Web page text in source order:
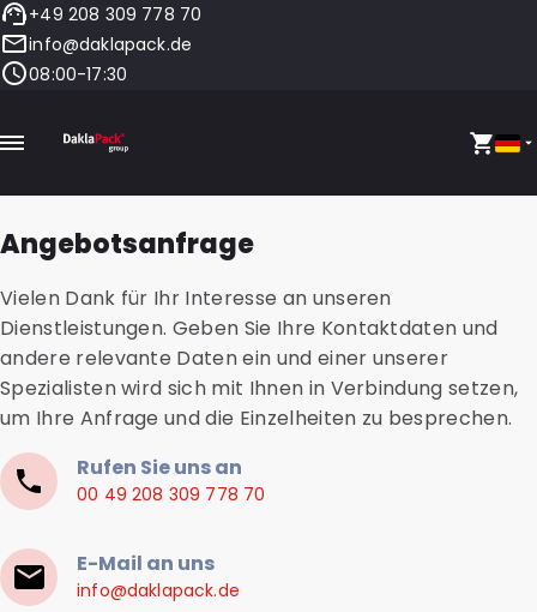
+49 208 309 778 70
info@daklapack.de
08:00-17:30
Angebotsanfrage
Vielen Dank für Ihr Interesse an unseren
Dienstleistungen. Geben Sie Ihre Kontaktdaten und
andere relevante Daten ein und einer unserer
Spezialisten wird sich mit Ihnen in Verbindung setzen,
um Ihre Anfrage und die Einzelheiten zu besprechen.
Rufen Sie uns an
00 49 208 309 778 70
E-Mail an uns
info@daklapack.de